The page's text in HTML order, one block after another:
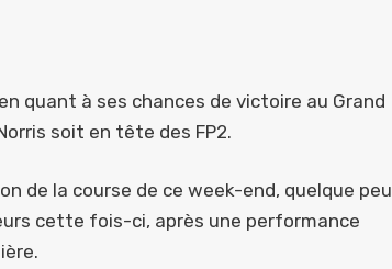
quant à ses chances de victoire au Grand
soit en tête des FP2.
de la course de ce week-end, quelque peu
cette fois-ci, après une performance